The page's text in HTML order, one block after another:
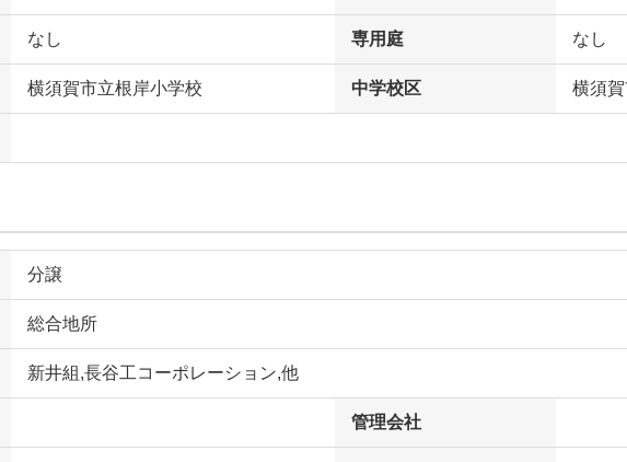
なし 専用庭 なし
横須賀市立根岸小学校 中学校区 横須
分譲
総合地所
新井組,長谷工コーポレーション,他
管理会社